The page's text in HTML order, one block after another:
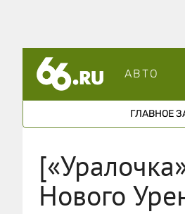
АВТО
ГЛАВНОЕ
Нового